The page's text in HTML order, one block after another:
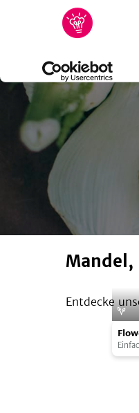
REZEPTE
Mandel,
Entdecke
Salat